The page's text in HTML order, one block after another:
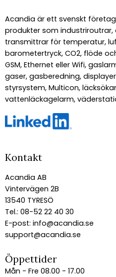
Acandia är ett svenskt
produkter som
transmittrar för temperatur,
barometertryck, CO2, flöde
GSM, Ethernet eller Wifi,
gaser, gasberedning,
styrsystem, Multicon,
vattenläckagelarm,
Kontakt
Acandia AB
Vintervägen 2B
13540 TYRESÖ
Tel.: 08-52 22 40 30
E-post: info@acandia.se
support@acandia.se
Öppettider
Mån - Fre 08.00 - 17.00